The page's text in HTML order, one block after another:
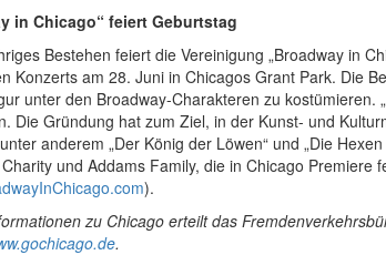
in Chicago“ feiert Geburtstag
Bestehen feiert die Vereinigung „Broadway in
Konzerts am 28. Juni in Chicagos Grant Park. Die
unter den Broadway-Charakteren zu
Die Gründung hat zum Ziel, in der Kunst- und
anderem „Der König der Löwen“ und „Die
und Addams Family, die in Chicago Premiere
).
zu Chicago erteilt das
.